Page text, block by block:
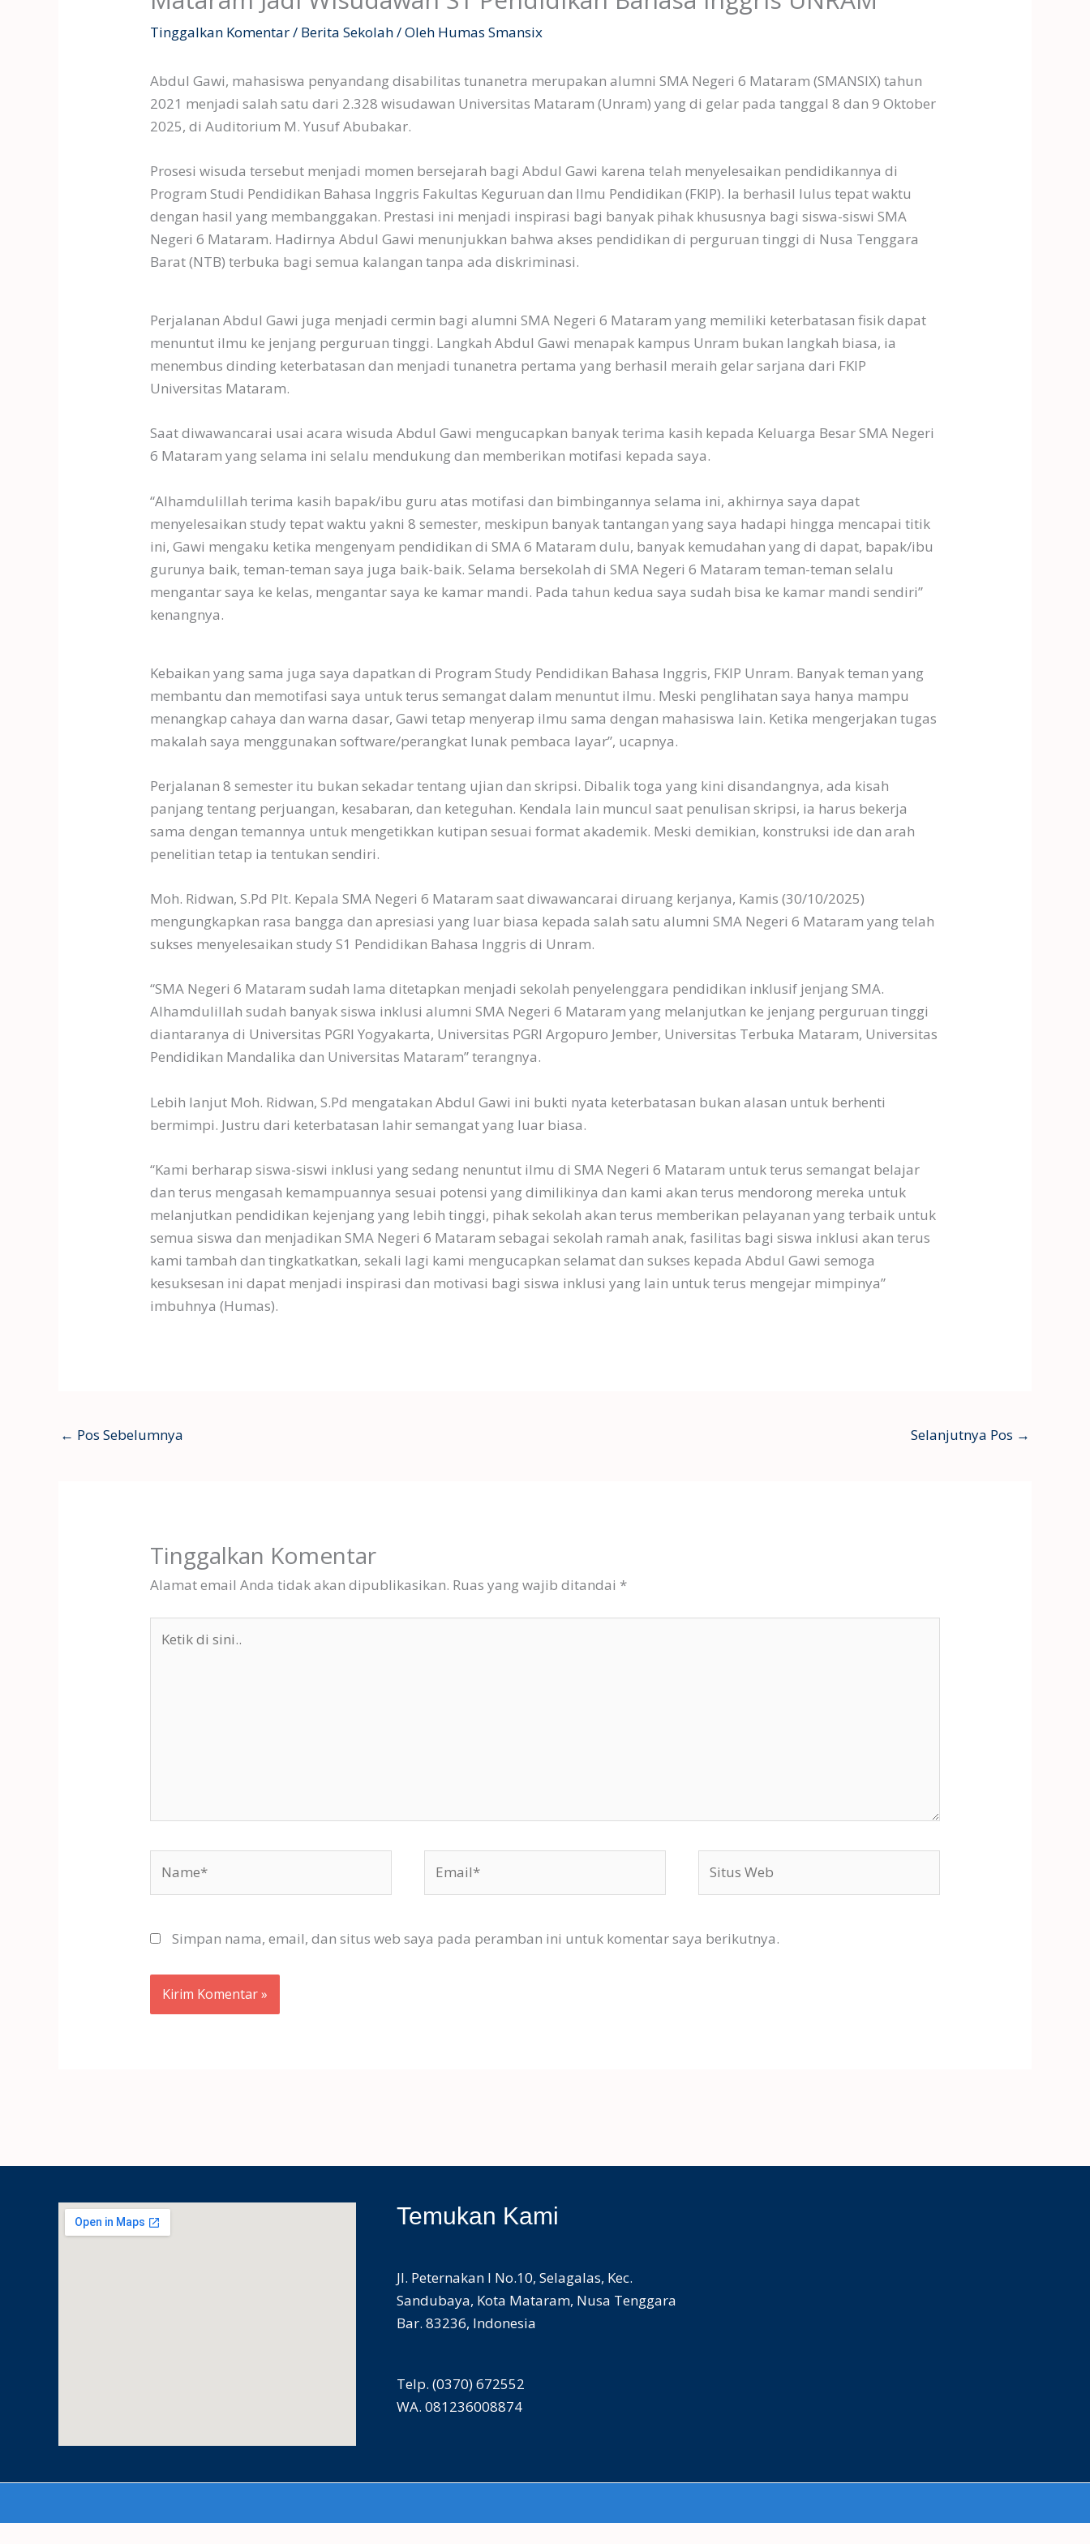
Tinggalkan Komentar/ Berita Sekolah/ Oleh Humas Smansix
Abdul Gawi, mahasiswa penyandang disabilitas tunanetra merupakan alumni SMA Negeri 6 Mataram (SMANSIX) tahun
2021 menjadi salah satu dari 2.328 wisudawan Universitas Mataram (Unram) yang di gelar pada tanggal 8 dan 9 Oktober
2025, di Auditorium M. Yusuf Abubakar.
Prosesi wisuda tersebut menjadi momen bersejarah bagi Abdul Gawi karena telah menyelesaikan pendidikannya di
Program Studi Pendidikan Bahasa Inggris Fakultas Keguruan dan Ilmu Pendidikan (FKIP). Ia berhasil lulus tepat waktu
dengan hasil yang membanggakan. Prestasi ini menjadi inspirasi bagi banyak pihak khususnya bagi siswa-siswi SMA
Negeri 6 Mataram. Hadirnya Abdul Gawi menunjukkan bahwa akses pendidikan di perguruan tinggi di Nusa Tenggara
Barat (NTB) terbuka bagi semua kalangan tanpa ada diskriminasi.
Perjalanan Abdul Gawi juga menjadi cermin bagi alumni SMA Negeri 6 Mataram yang memiliki keterbatasan fisik dapat
menuntut ilmu ke jenjang perguruan tinggi. Langkah Abdul Gawi menapak kampus Unram bukan langkah biasa, ia
menembus dinding keterbatasan dan menjadi tunanetra pertama yang berhasil meraih gelar sarjana dari FKIP
Universitas Mataram.
Saat diwawancarai usai acara wisuda Abdul Gawi mengucapkan banyak terima kasih kepada Keluarga Besar SMA Negeri
6 Mataram yang selama ini selalu mendukung dan memberikan motifasi kepada saya.
“Alhamdulillah terima kasih bapak/ibu guru atas motifasi dan bimbingannya selama ini, akhirnya saya dapat
menyelesaikan study tepat waktu yakni 8 semester, meskipun banyak tantangan yang saya hadapi hingga mencapai titik
ini, Gawi mengaku ketika mengenyam pendidikan di SMA 6 Mataram dulu, banyak kemudahan yang di dapat, bapak/ibu
gurunya baik, teman-teman saya juga baik-baik. Selama bersekolah di SMA Negeri 6 Mataram teman-teman selalu
mengantar saya ke kelas, mengantar saya ke kamar mandi. Pada tahun kedua saya sudah bisa ke kamar mandi sendiri”
kenangnya.
Kebaikan yang sama juga saya dapatkan di Program Study Pendidikan Bahasa Inggris, FKIP Unram. Banyak teman yang
membantu dan memotifasi saya untuk terus semangat dalam menuntut ilmu. Meski penglihatan saya hanya mampu
menangkap cahaya dan warna dasar, Gawi tetap menyerap ilmu sama dengan mahasiswa lain. Ketika mengerjakan tugas
makalah saya menggunakan software/perangkat lunak pembaca layar”, ucapnya.
Perjalanan 8 semester itu bukan sekadar tentang ujian dan skripsi. Dibalik toga yang kini disandangnya, ada kisah
panjang tentang perjuangan, kesabaran, dan keteguhan. Kendala lain muncul saat penulisan skripsi, ia harus bekerja
sama dengan temannya untuk mengetikkan kutipan sesuai format akademik. Meski demikian, konstruksi ide dan arah
penelitian tetap ia tentukan sendiri.
Moh. Ridwan, S.Pd Plt. Kepala SMA Negeri 6 Mataram saat diwawancarai diruang kerjanya, Kamis (30/10/2025)
mengungkapkan rasa bangga dan apresiasi yang luar biasa kepada salah satu alumni SMA Negeri 6 Mataram yang telah
sukses menyelesaikan study S1 Pendidikan Bahasa Inggris di Unram.
“SMA Negeri 6 Mataram sudah lama ditetapkan menjadi sekolah penyelenggara pendidikan inklusif jenjang SMA.
Alhamdulillah sudah banyak siswa inklusi alumni SMA Negeri 6 Mataram yang melanjutkan ke jenjang perguruan tinggi
diantaranya di Universitas PGRI Yogyakarta, Universitas PGRI Argopuro Jember, Universitas Terbuka Mataram, Universitas
Pendidikan Mandalika dan Universitas Mataram” terangnya.
Lebih lanjut Moh. Ridwan, S.Pd mengatakan Abdul Gawi ini bukti nyata keterbatasan bukan alasan untuk berhenti
bermimpi. Justru dari keterbatasan lahir semangat yang luar biasa.
“Kami berharap siswa-siswi inklusi yang sedang nenuntut ilmu di SMA Negeri 6 Mataram untuk terus semangat belajar
dan terus mengasah kemampuannya sesuai potensi yang dimilikinya dan kami akan terus mendorong mereka untuk
melanjutkan pendidikan kejenjang yang lebih tinggi, pihak sekolah akan terus memberikan pelayanan yang terbaik untuk
semua siswa dan menjadikan SMA Negeri 6 Mataram sebagai sekolah ramah anak, fasilitas bagi siswa inklusi akan terus
kami tambah dan tingkatkatkan, sekali lagi kami mengucapkan selamat dan sukses kepada Abdul Gawi semoga
kesuksesan ini dapat menjadi inspirasi dan motivasi bagi siswa inklusi yang lain untuk terus mengejar mimpinya”
imbuhnya (Humas).
← Pos Sebelumnya Selanjutnya Pos →
Tinggalkan Komentar
Alamat email Anda tidak akan dipublikasikan. Ruas yang wajib ditandai *
di
Web
Simpan nama, email, dan situs web saya pada peramban ini untuk komentar saya berikutnya.
Temukan Kami
Jl. Peternakan I No.10, Selagalas, Kec.
Sandubaya, Kota Mataram, Nusa Tenggara
Bar. 83236, Indonesia
Telp. (0370) 672552
WA. 081236008874